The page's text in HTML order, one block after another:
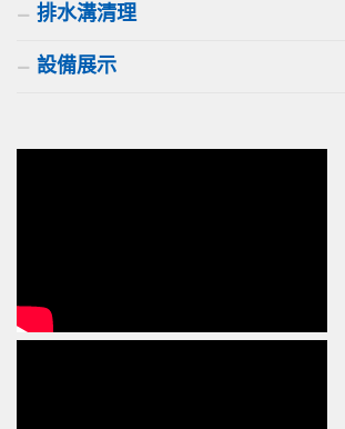
排水溝清理
設備展示